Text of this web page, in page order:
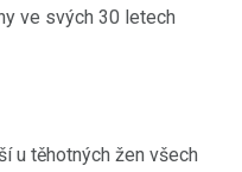
ve svých 30 letech
u těhotných žen všech